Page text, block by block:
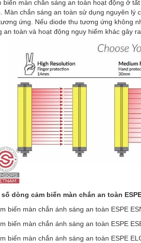
biến màn chắn sáng an toàn hoạt động ở
Màn chắn sáng an toàn sử dụng nguyên lý
ứng. Nếu diode thu tương ứng không
an toàn và hoạt động nguy hiểm khác gây
số dòng cảm biến màn chắn an toàn
biến màn chắn ánh sáng an toàn ESPE
biến màn chắn ánh sáng an toàn ESPE
biến màn chắn ánh sáng an toàn ESPE